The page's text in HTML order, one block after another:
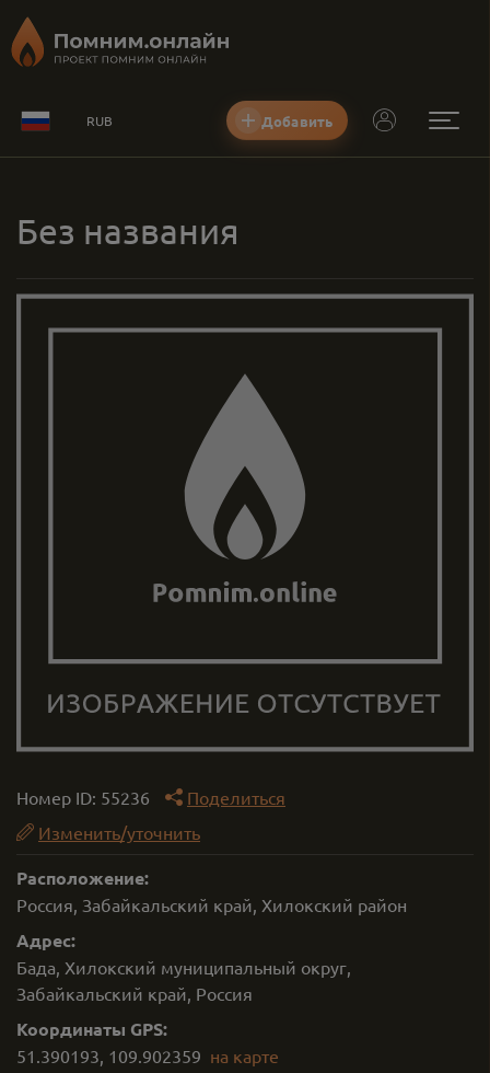
RUB Добавить
Без названия
Номер ID: 55236
Поделиться
Изменить/уточнить
Расположение:
Россия, Забайкальский край, Хилокский район
Адрес:
Бада, Хилокский муниципальный округ,
Забайкальский край, Россия
Координаты GPS:
51.390193, 109.902359 на карте